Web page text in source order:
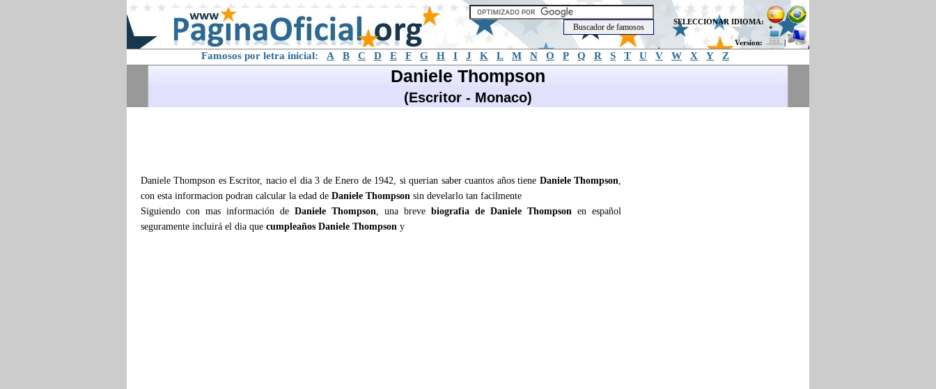
SELECCIONAR IDIOMA:
Version: |
Famosos por letra inicial: A B C D E F G H I J K L M N O P Q R S T U V W X Y Z
Daniele Thompson
(Escritor - Monaco)
Daniele Thompson es Escritor, nacio el dia 3 de Enero de 1942, si querian saber cuantos años tiene Daniele Thompson,
con esta informacion podran calcular la edad de Daniele Thompson sin develarlo tan facilmente
Siguiendo con mas información de Daniele Thompson, una breve biografia de Daniele Thompson en español
seguramente incluirá el dia que cumpleaños Daniele Thompson y